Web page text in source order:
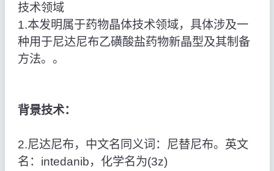
技术领域
1.本发明属于药物晶体技术领域，具体涉及一
种用于尼达尼布乙磺酸盐药物新晶型及其制备
方法。。
背景技术：
2.尼达尼布，中文名同义词：尼替尼布。英文
名：intedanib，化学名为(3z)